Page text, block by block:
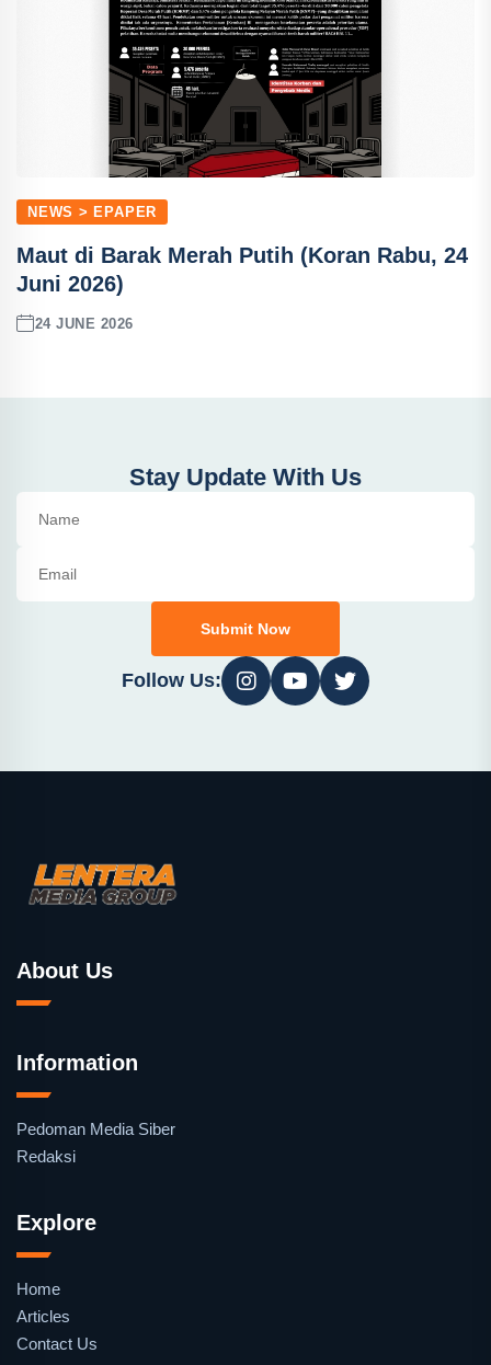
NEWS > EPAPER
Maut di Barak Merah Putih (Koran Rabu, 24
Juni 2026)
24 JUNE 2026
Stay Update With Us
Submit Now
Follow Us:
About Us
Information
Pedoman Media Siber
Redaksi
Explore
Home
Articles
Contact Us